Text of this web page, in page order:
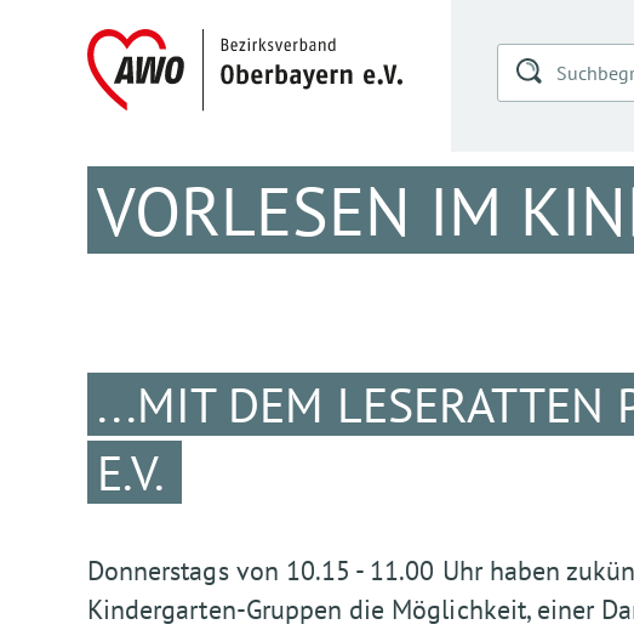
VORLESEN IM
...MIT DEM LESERATTEN
E.V.
Donnerstags von 10.15 - 11.00 Uhr haben
Kindergarten-Gruppen die Möglichkeit, einer